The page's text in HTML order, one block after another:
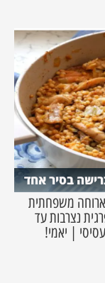
בסיר אחד
משפחתית
נצרבות עד
| יאמי!